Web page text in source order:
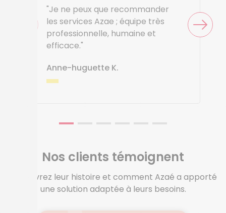
"Je ne peux que recommander
les services Azae ; équipe très
professionnelle, humaine et
efficace."
Anne-huguette K.
Nos clients témoignent
Découvrez leur histoire et comment Azaé a apporté
une solution adaptée à leurs besoins.